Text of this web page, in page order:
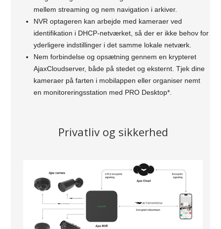
mellem streaming og nem navigation i arkiver.
NVR optageren kan arbejde med kameraer ved
identifikation i DHCP-netværket, så der er ikke behov for
yderligere indstillinger i det samme lokale netværk.
Nem forbindelse og opsætning gennem en krypteret
AjaxCloudserver, både på stedet og eksternt. Tjek dine
kameraer på farten i mobilappen eller organiser nemt
en monitoreringsstation med PRO Desktop*.
Privatliv og sikkerhed